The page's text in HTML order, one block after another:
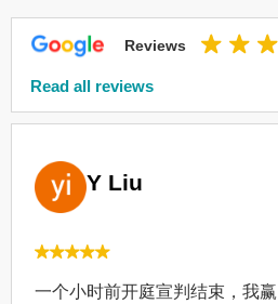
Reviews
Read all reviews
Y Liu
一个小时前开庭宣判结束，我赢